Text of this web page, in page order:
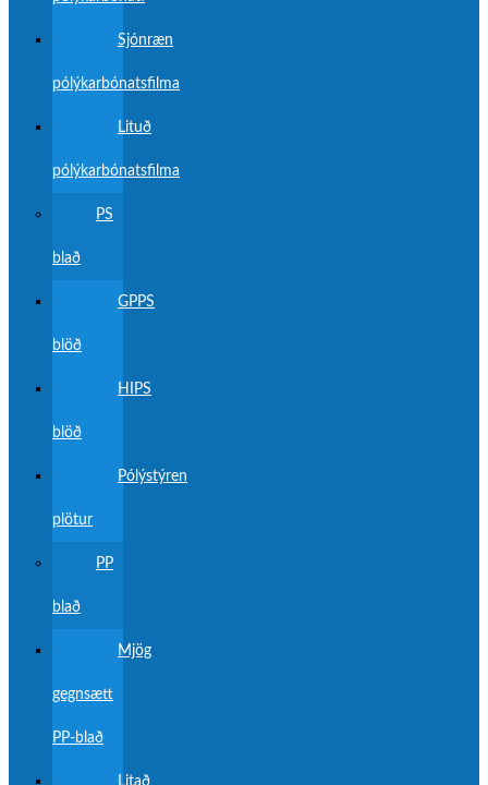
Sjónræn
pólýkarbónatsfilma
Lituð
pólýkarbónatsfilma
PS
blað
GPPS
blöð
HIPS
blöð
Pólýstýren
plötur
PP
blað
Mjög
gegnsætt
PP-blað
Litað